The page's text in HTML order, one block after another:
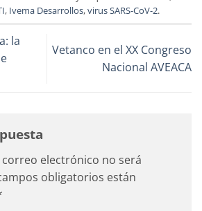
, Ivema Desarrollos,virus SARS-CoV-2.
la
Vetanco en el XX Congreso
Nacional AVEACA
electrónico no será
obligatorios están